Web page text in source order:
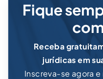
Fique
Receba
jurídicas em
Inscreva-se agora